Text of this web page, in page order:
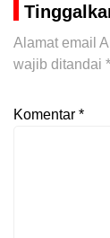
Alamat email
wajib ditandai *
Komentar *